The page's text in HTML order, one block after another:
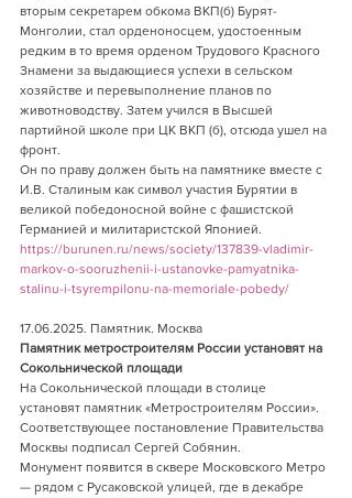
вторым секретарем обкома ВКП(б) Бурят-
Монголии, стал орденоносцем, удостоенным
редким в то время орденом Трудового Красного
Знамени за выдающиеся успехи в сельском
хозяйстве и перевыполнение планов по
животноводству. Затем учился в Высшей
партийной школе при ЦК ВКП (б), отсюда ушел на
фронт.
Он по праву должен быть на памятнике вместе с
И.В. Сталиным как символ участия Бурятии в
великой победоносной войне с фашистской
Германией и милитаристской Японией.
https://burunen.ru/news/society/137839-vladimir-
markov-o-sooruzhenii-i-ustanovke-pamyatnika-
stalinu-i-tsyrempilonu-na-memoriale-pobedy/
17.06.2025. Памятник. Москва
Памятник метростроителям России установят на
Сокольнической площади
На Сокольнической площади в столице
установят памятник «Метростроителям России».
Соответствующее постановление Правительства
Москвы подписал Сергей Собянин.
Монумент появится в сквере Московского Метро
— рядом с Русаковской улицей, где в декабре